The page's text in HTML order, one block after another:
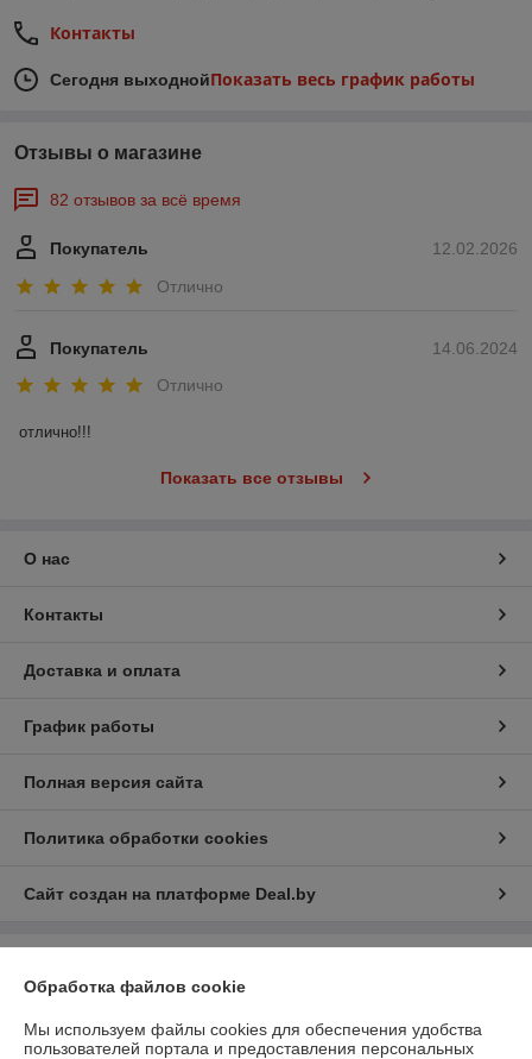
Контакты
Сегодня выходнойПоказать весь график работы
Отзывы о магазине
82 отзывов за всё время
12.02.2026
Покупатель
Отлично
14.06.2024
Покупатель
Отлично
отлично!!!
Показать все отзывы
О нас
Контакты
Доставка и оплата
График работы
Полная версия сайта
Политика обработки cookies
Сайт создан на платформе Deal.by
г. Минск пр. Партизанский, 152-1а
Обработка файлов cookie
Мы используем файлы cookies для обеспечения удобства
пользователей портала и предоставления персональных